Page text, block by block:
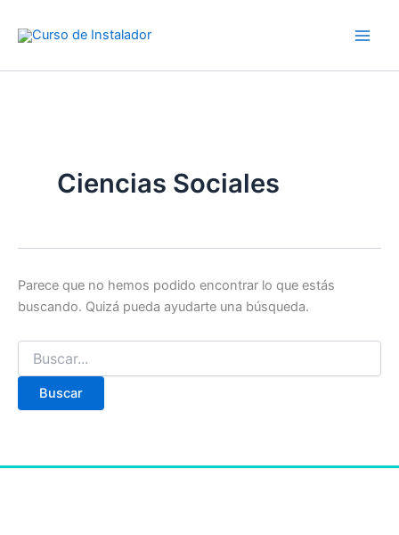
Ciencias Sociales
Parece que no hemos podido encontrar lo que estás
buscando. Quizá pueda ayudarte una búsqueda.
por: